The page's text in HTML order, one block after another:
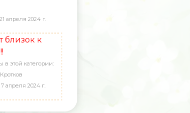
апреля 2024 г.
близок к
в этой категории:
апреля 2024 г.